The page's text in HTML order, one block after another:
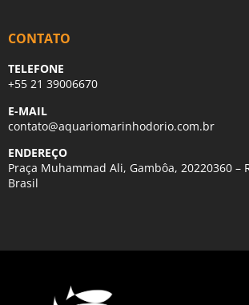
CONTATO
TELEFONE
+55 21 39006670
E-MAIL
contato@aquariomarinhodorio.com.br
ENDEREÇO
Praça Muhammad Ali, Gambôa, 20220360 –
Brasil